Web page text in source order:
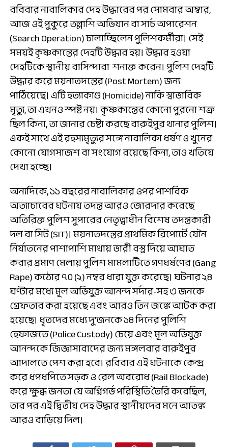
রবিবার নাবালিকার দেহ উদ্ধারের পর সোমবার অম্বার,
আজ ওই পুকুরে তল্লাশি অভিযান বা সার্চ অপারেশন
(Search Operation) চালাচ্ছিলেন পুলিশকর্মীরা। সেই
সময়ই কৃষ্ণকান্তের দেহটি উদ্ধার হয়। উদ্ধার হওয়া
দেহটিকে স্থানীয় বাসিন্দারা শনাক্ত করেন। পুলিশ দেহটি
উদ্ধার করে ময়নাতদন্তের (Post Mortem) জন্য
পাঠিয়েছে। এটি হত্যাকাণ্ড (Homicide) নাকি স্বাভাবিক
মৃত্যু, তা এখনও স্পষ্ট নয়। কৃষ্ণকান্তের কোনো পুরনো শত্রু
ছিল কিনা, তা জানার চেষ্টা করছে বারুইপুর থানার পুলিশ।
একই সাথে এই রহস্যমৃত্যুর সঙ্গে নাবালিকা ধর্ষণ ও খুনের
কোনো যোগসাজশ বা সংযোগ রয়েছে কিনা, তাও খতিয়ে
দেখা হচ্ছে।
অন্যদিকে, ১১ বছরের নাবালিকার ওপর পাশবিক
অত্যাচারের ঘটনায় তদন্ত আরও জোরদার করেছে
অতিরিক্ত পুলিশ সুপারের নেতৃত্বাধীন বিশেষ তদন্তকারী
দল বা সিট (SIT)। ময়নাতদন্তের প্রাথমিক রিপোর্টে যৌন
নির্যাতনের পাশাপাশি মাথায় ভারী বস্তু দিয়ে আঘাত
করার প্রমাণ মেলায় পুলিশ মামলাটিতে গণধর্ষণের (Gang
Rape) কঠোর ৭০ (২) নম্বর ধারা যুক্ত করেছে। ঘটনার ২৪
ঘণ্টার মধ্যে মূল অভিযুক্ত আনন্দ সর্দার-সহ ৩ জনকে
গ্রেফতার করা হয়েছে এবং আরও তিন জঙ্কে আটক করা
হয়েছে। ধৃতদের মধ্যে দু’জনকে ১৪ দিনের পুলিশি
হেফাজতে (Police Custody) চেয়ে এবং মূল অভিযুক্ত
আনন্দকে জিজ্ঞাসাবাদের জন্য মঙ্গলবার বারুইপুর
আদালতে পেশ করা হবে। রবিবার এই ঘটনাকে কেন্দ্র
করে ধপধপিতে সড়ক ও রেল অবরোধ (Rail Blockade)
করে ক্ষুব্ধ জনতা যে অগ্নিগর্ভ পরিস্থিতি তৈরি করেছিল,
তার পর এই দ্বিতীয় দেহ উদ্ধার স্থানীয়দের মনে আতঙ্ক
আরও বাড়িয়ে দিল।